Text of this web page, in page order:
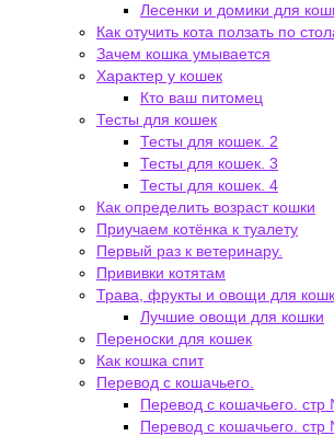
Лесенки и домики для
Как отучить кота ползать по
Зачем кошка умывается
Характер у кошек
Кто ваш питомец
Тесты для кошек
Тесты для кошек. 2
Тесты для кошек. 3
Тесты для кошек. 4
Как определить возраст кошки
Приучаем котёнка к туалету
Первый раз к ветеринару.
Прививки котятам
Трава, фрукты и овощи для
Лучшие овощи для кошки
Переноски для кошек
Как кошка спит
Перевод с кошачьего.
Перевод с кошачьего.
Перевод с кошачьего.